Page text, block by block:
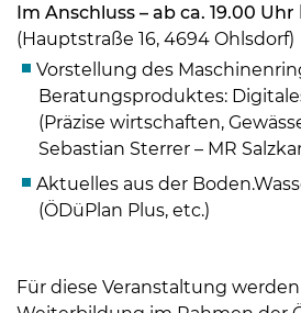
Im Anschluss – ab ca. 19.00 Uhr
(Hauptstraße 16, 4694 Ohlsdorf)
Vorstellung des
Beratungsproduktes:
(Präzise wirtschaften,
Sebastian Sterrer – MR
Aktuelles aus der
(ÖDüPlan Plus, etc.)
Für diese Veranstaltung werden